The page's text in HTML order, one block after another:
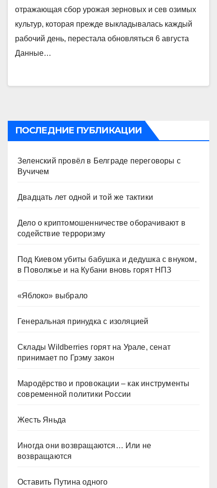
отражающая сбор урожая зерновых и сев озимых
культур, которая прежде выкладывалась каждый
рабочий день, перестала обновляться 6 августа
Данные…
ПОСЛЕДНИЕ ПУБЛИКАЦИИ
Зеленский провёл в Белграде переговоры с
Вучичем
Двадцать лет одной и той же тактики
Дело о криптомошенничестве оборачивают в
содействие терроризму
Под Киевом убиты бабушка и дедушка с внуком,
в Поволжье и на Кубани вновь горят НПЗ
«Яблоко» выбрало
Генеральная принудка с изоляцией
Склады Wildberries горят на Урале, сенат
принимает по Грэму закон
Мародёрство и провокации – как инструменты
современной политики России
Жесть Яньда
Иногда они возвращаются… Или не
возвращаются
Оставить Путина одного